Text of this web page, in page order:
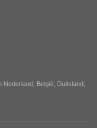
België, Duitsland,